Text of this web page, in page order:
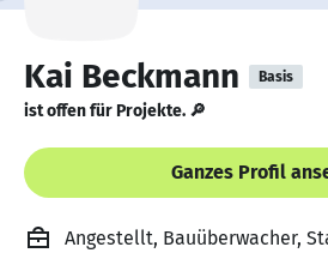
Kai Beckmann Basis
ist offen für Projekte. 🔎
Ganzes Profil
Angestellt, Bauüberwacher,